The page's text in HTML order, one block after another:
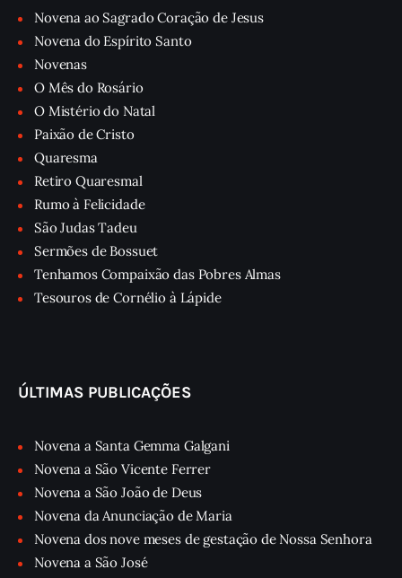
Novena ao Sagrado Coração de Jesus
Novena do Espírito Santo
Novenas
O Mês do Rosário
O Mistério do Natal
Paixão de Cristo
Quaresma
Retiro Quaresmal
Rumo à Felicidade
São Judas Tadeu
Sermões de Bossuet
Tenhamos Compaixão das Pobres Almas
Tesouros de Cornélio à Lápide
ÚLTIMAS PUBLICAÇÕES
Novena a Santa Gemma Galgani
Novena a São Vicente Ferrer
Novena a São João de Deus
Novena da Anunciação de Maria
Novena dos nove meses de gestação de Nossa Senhora
Novena a São José